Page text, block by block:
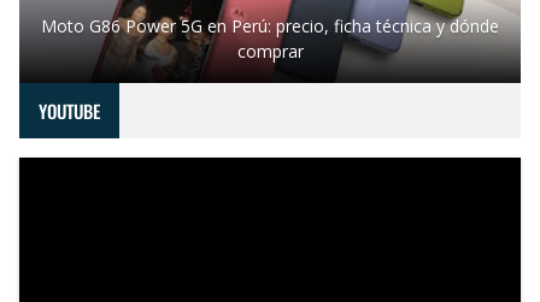
Moto G86 Power 5G en Perú: precio, ficha técnica y dónde
comprar
YOUTUBE